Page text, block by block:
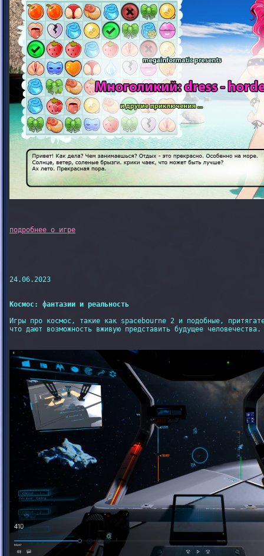
24.06.2023
Космос: фантазии и реальность
Игры про космос, такие как spacebourne 2 и подобные,
что дают возможность вживую представить будущее человечества.